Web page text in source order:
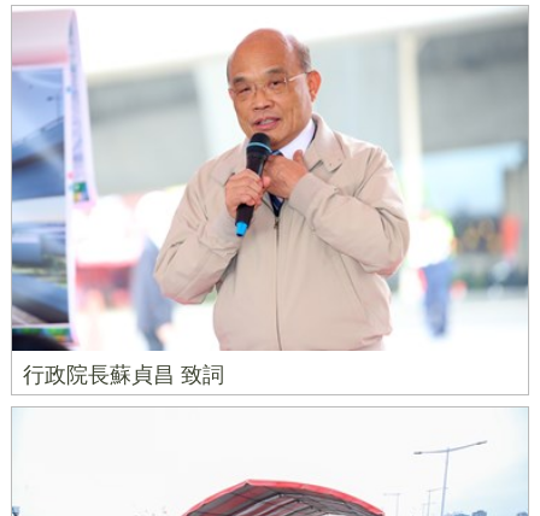
行政院長蘇貞昌 致詞